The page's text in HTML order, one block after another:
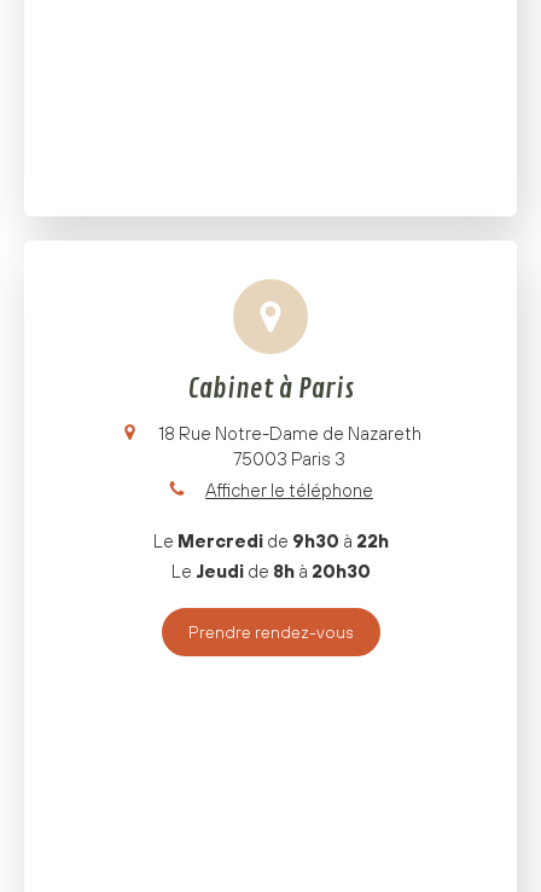
Cabinet à Paris
18 Rue Notre-Dame de Nazareth
75003 Paris 3
Afficher le téléphone
Le Mercredide 9h30 à 22h
Le Jeudide 8hà 20h30
Prendre rendez-vous